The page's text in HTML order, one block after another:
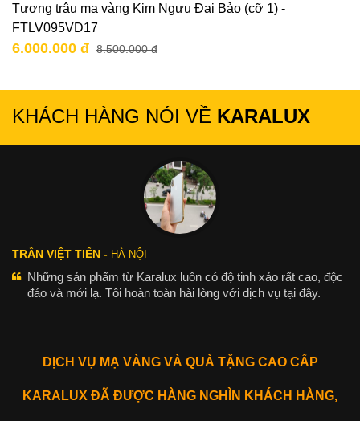
Tượng trâu mạ vàng Kim Ngưu Đại Bảo (cỡ 1) -
FTLV095VD17
6.000.000 đ 8.500.000 đ
KHÁCH HÀNG NÓI VỀ KARALUX
TRẦN VIỆT TIẾN - HÀ NỘI
Những sản phẩm từ Karalux luôn có độ tinh xảo rất cao, độc
đáo và mới lạ. Tôi hoàn toàn hài lòng với dịch vụ tại đây.
DỊCH VỤ MẠ VÀNG VÀ QUÀ TẶNG CAO CẤP
KARALUX ĐÃ ĐƯỢC HÀNG NGHÌN KHÁCH HÀNG,